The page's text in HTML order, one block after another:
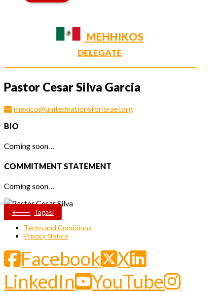
MEHHIKOS
DELEGATE
Pastor Cesar Silva Garcia
mexico@unitednationsforisrael.org
BIO
Coming soon…
COMMITMENT STATEMENT
Coming soon…
Tagasi
Terms and Conditions
Privacy Notice
Facebook
X
LinkedIn
YouTube